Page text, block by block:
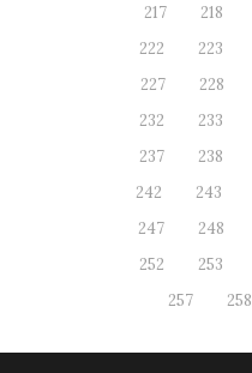
217
218
222
223
227
228
232
233
237
238
242
243
247
248
252
253
257
258